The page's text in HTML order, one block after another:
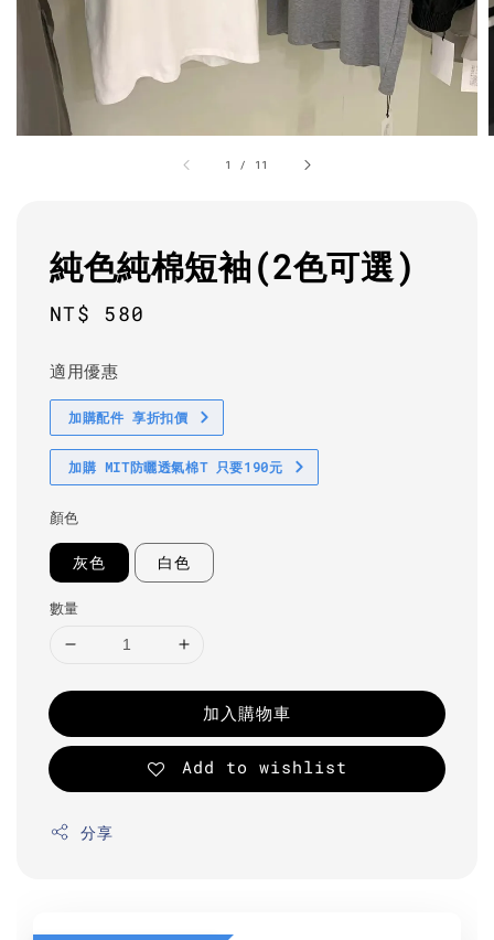
1 / 11
純色純棉短袖(2色可選)
Regular
NT$ 580
適用優惠
加購配件 享折扣價
加購 MIT防曬透氣棉T 只要190元
顏色
灰色 白色
數量
加入購物車
Add to wishlist
分享